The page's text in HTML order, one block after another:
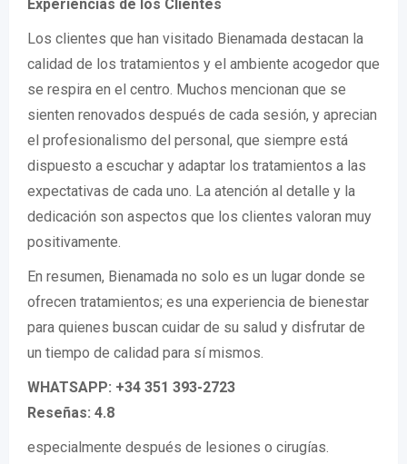
Experiencias de los Clientes
Los clientes que han visitado Bienamada destacan la
calidad de los tratamientos y el ambiente acogedor que
se respira en el centro. Muchos mencionan que se
sienten renovados después de cada sesión, y aprecian
el profesionalismo del personal, que siempre está
dispuesto a escuchar y adaptar los tratamientos a las
expectativas de cada uno. La atención al detalle y la
dedicación son aspectos que los clientes valoran muy
positivamente.
En resumen, Bienamada no solo es un lugar donde se
ofrecen tratamientos; es una experiencia de bienestar
para quienes buscan cuidar de su salud y disfrutar de
un tiempo de calidad para sí mismos.
WHATSAPP: +34 351 393-2723
Reseñas: 4.8
especialmente después de lesiones o cirugías.